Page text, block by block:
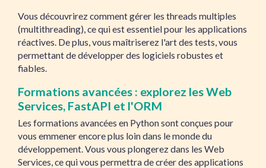
Vous découvrirez comment gérer les threads multiples
(multithreading), ce qui est essentiel pour les applications
réactives. De plus, vous maîtriserez l'art des tests, vous
permettant de développer des logiciels robustes et
fiables.
Formations avancées : explorez les Web
Services, FastAPI et l'ORM
Les formations avancées en Python sont conçues pour
vous emmener encore plus loin dans le monde du
développement. Vous vous plongerez dans les Web
Services, ce qui vous permettra de créer des applications